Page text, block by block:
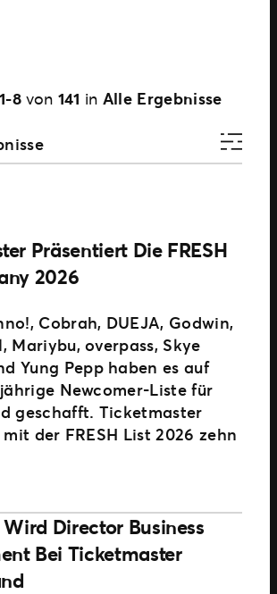
1-8von 141 in Alle Ergebnisse
Präsentiert Die FRESH
2026
Cobrah, DUEJA, Godwin,
Mariybu, overpass, Skye
Yung Pepp haben es auf
Newcomer-Liste für
geschafft. Ticketmaster
der FRESH List 2026 zehn
Director Business
Bei Ticketmaster